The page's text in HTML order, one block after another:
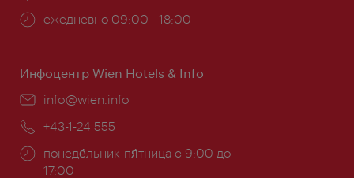
Часы
ежедневно 09:00 - 18:00
Инфоцентр Wien Hotels & Info
Эл.
info@wien.info
Телефон:
+43-1-24 555
Часы
работы:
понеде́льник-пя́тница с 9:00 до
17:00